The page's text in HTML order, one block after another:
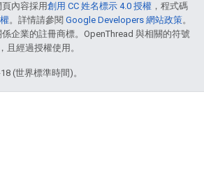
內容採用創用 CC 姓名標示 4.0 授權 ，程式碼
。詳情請參閱 Google Developers 網站政策。
企業的註冊商標。OpenThread 與相關的符號
且經過授權使用。
(世界標準時間)。